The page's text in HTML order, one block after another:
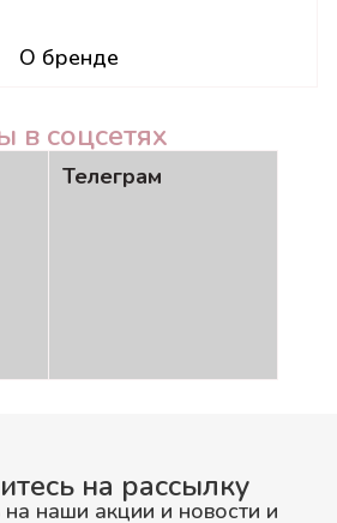
О бренде
в соцсетях
Телеграм
на рассылку
наши акции и новости и